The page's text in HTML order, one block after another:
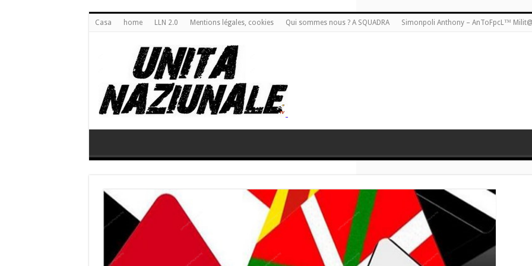
Casa home LLN 2.0 Mentions légales, cookies Qui sommes nous ? A SQUADRA Simonpoli Anthony – AnToFpcL™